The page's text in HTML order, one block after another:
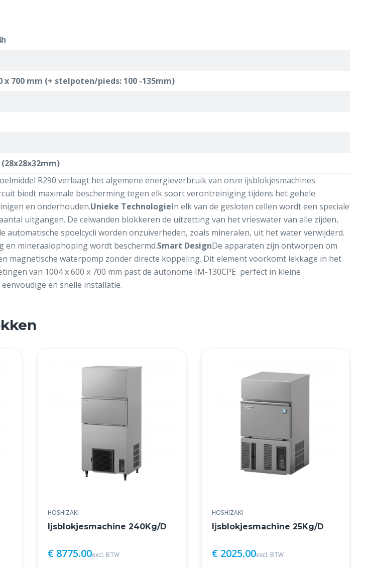
x 700 mm (+ stelpoten/pieds: 100 -135mm)
R290 verlaagt het algemene energieverbruik van onze ijsblokjesmachines
biedt maximale bescherming tegen elk soort verontreiniging tijdens het gehele
en onderhouden.Unieke TechnologieIn elk van de gesloten cellen wordt een speciale
uitgangen. De celwanden blokkeren de uitzetting van het vrieswater van alle zijden,
spoelcycli worden onzuiverheden, zoals mineralen, uit het water verwijderd.
en mineraalophoping wordt beschermd.Smart DesignDe apparaten zijn ontworpen om
magnetische waterpomp zonder directe koppeling. Dit element voorkomt lekkage in het
van 1004 x 600 x 700 mm past de autonome IM-130CPE perfect in kleine
en snelle installatie.
HOSHIZAKI
Ijsblokjesmachine 240Kg/D
€ 8775.00excl. BTW
HOSHIZAKI
Ijsblokjesmachine 25Kg/D
€ 2025.00excl. BTW